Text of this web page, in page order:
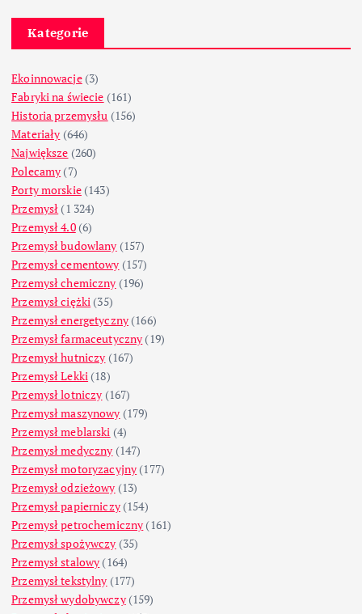
Kategorie
Ekoinnowacje(3)
Fabryki na świecie (161)
Historia przemysłu (156)
Materiały (646)
Największe (260)
Polecamy (7)
Porty morskie(143)
Przemysł (1 324)
Przemysł 4.0(6)
Przemysł budowlany (157)
Przemysł cementowy (157)
Przemysł chemiczny (196)
Przemysł ciężki (35)
Przemysł energetyczny (166)
Przemysł farmaceutyczny (19)
Przemysł hutniczy (167)
Przemysł Lekki (18)
Przemysł lotniczy (167)
Przemysł maszynowy (179)
Przemysł meblarski (4)
Przemysł medyczny (147)
Przemysł motoryzacyjny (177)
Przemysł odzieżowy (13)
Przemysł papierniczy(154)
Przemysł petrochemiczny (161)
Przemysł spożywczy (35)
Przemysł stalowy (164)
Przemysł tekstylny (177)
Przemysł wydobywczy(159)